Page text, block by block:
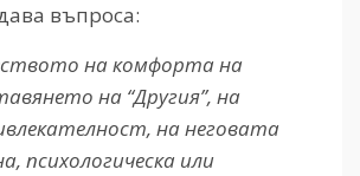
въпроса:
на комфорта на
на “Другия”, на
на неговата
психологическа или